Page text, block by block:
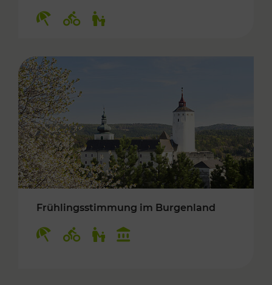
Frühlingsstimmung im Burgenland